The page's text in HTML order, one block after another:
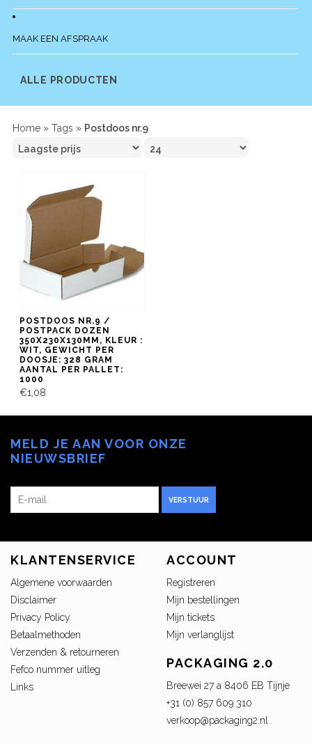
MAAK EEN AFSPRAAK
ALLE PRODUCTEN
Home » Tags » Postdoos nr.9
POSTDOOS NR.9 /
POSTPACK DOZEN
350X230X130MM, KLEUR :
WIT, GEWICHT PER
DOOSJE: 328 GRAM
AANTAL PER PALLET:
1000
€1,08
MELD JE AAN VOOR ONZE
NIEUWSBRIEF
VERSTUUR
KLANTENSERVICE
Algemene voorwaarden
Disclaimer
Privacy Policy
Betaalmethoden
Verzenden & retourneren
Fefco nummer uitleg
Links
ACCOUNT
Registreren
Mijn bestellingen
Mijn tickets
Mijn verlanglijst
PACKAGING 2.0
Breewei 27 a 8406 EB Tijnje
+31 (0) 857 609 310
verkoop@packaging2.nl